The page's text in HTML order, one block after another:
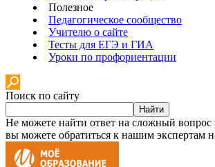
Полезное
Педагогическое сообщество
Учителю о сайте
Тесты для ЕГЭ и ГИА
Уроки по профориентации
Поиск по сайту
Найти
Не можете найти ответ на сложный вопрос
вы можете обратиться к нашим экспертам